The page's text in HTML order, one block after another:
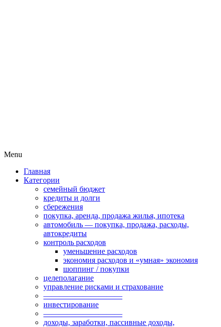
Menu
content
Главная
Категории
семейный бюджет
кредиты и долги
сбережения
покупка, аренда, продажа жилья, ипотека
автомобиль — покупка, продажа, расходы,
автокредиты
контроль расходов
уменьшение расходов
экономия расходов и «умная» экономия
шоппинг / покупки
целеполагание
управление рисками и страхование
——————————
инвестирование
——————————
доходы, заработки, пассивные доходы,